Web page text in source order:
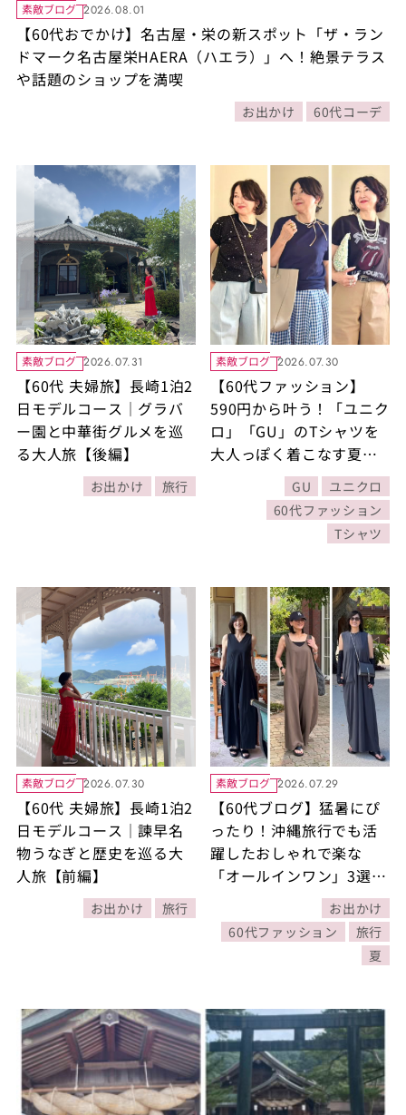
素敵ブログ 2026.08.01
【60代おでかけ】名古屋・栄の新スポット「ザ・ラン
ドマーク名古屋栄HAERA（ハエラ）」へ！絶景テラス
や話題のショップを満喫
お出かけ 60代コーデ
素敵ブログ 2026.07.31
【60代 夫婦旅】長崎1泊2
日モデルコース｜グラバ
ー園と中華街グルメを巡
る大人旅【後編】
お出かけ 旅行
素敵ブログ 2026.07.30
【60代ファッション】
590円から叶う！「ユニク
ロ」「GU」のTシャツを
大人っぽく着こなす夏コ
ーデテクニック
GU
ユニクロ
60代ファッション
Tシャツ
素敵ブログ 2026.07.30
【60代 夫婦旅】長崎1泊2
日モデルコース｜諫早名
物うなぎと歴史を巡る大
人旅【前編】
お出かけ 旅行
素敵ブログ 2026.07.29
【60代ブログ】猛暑にぴ
ったり！沖縄旅行でも活
躍したおしゃれで楽な
「オールインワン」3選
沖縄のグルメスポット情
報付き｜素敵ブロガー豊
田真由美さん
お出かけ
60代ファッション
旅行
夏